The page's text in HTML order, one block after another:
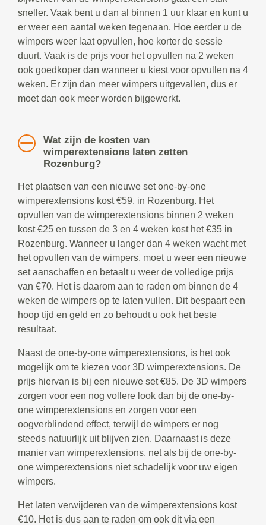
sneller. Vaak bent u dan al binnen 1 uur klaar en kunt u
er weer een aantal weken tegenaan. Hoe eerder u de
wimpers weer laat opvullen, hoe korter de sessie
duurt. Vaak is de prijs voor het opvullen na 2 weken
ook goedkoper dan wanneer u kiest voor opvullen na 4
weken. Er zijn dan meer wimpers uitgevallen, dus er
moet dan ook meer worden bijgewerkt.
Wat zijn de kosten van
wimperextensions laten zetten
Rozenburg?
Het plaatsen van een nieuwe set one-by-one
wimperextensions kost €59. in Rozenburg. Het
opvullen van de wimperextensions binnen 2 weken
kost €25 en tussen de 3 en 4 weken kost het €35 in
Rozenburg. Wanneer u langer dan 4 weken wacht met
het opvullen van de wimpers, moet u weer een nieuwe
set aanschaffen en betaalt u weer de volledige prijs
van €70. Het is daarom aan te raden om binnen de 4
weken de wimpers op te laten vullen. Dit bespaart een
hoop tijd en geld en zo behoudt u ook het beste
resultaat.
Naast de one-by-one wimperextensions, is het ook
mogelijk om te kiezen voor 3D wimperextensions. De
prijs hiervan is bij een nieuwe set €85. De 3D wimpers
zorgen voor een nog vollere look dan bij de one-by-
one wimperextensions en zorgen voor een
oogverblindend effect, terwijl de wimpers er nog
steeds natuurlijk uit blijven zien. Daarnaast is deze
manier van wimperextensions, net als bij de one-by-
one wimperextensions niet schadelijk voor uw eigen
wimpers.
Het laten verwijderen van de wimperextensions kost
€10. Het is dus aan te raden om ook dit via een